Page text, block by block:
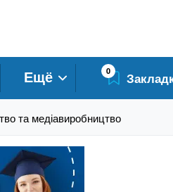
Ещё 0
та медіавиробництво